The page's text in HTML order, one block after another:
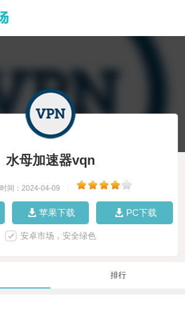
水母加速器vqn
时间：2024-04-09
苹果下载 PC下载
安卓市场，安全绿色
排行